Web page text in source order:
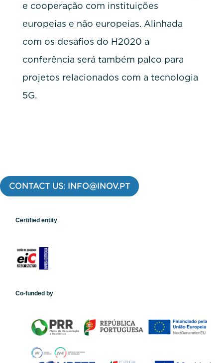
e cooperação com instituições
europeias e não europeias. Alinhada
com os desafios do H2020 a
conferência será também palco para
projetos relacionados com a tecnologia
5G.
CONTACT US: INFO@INOV.PT
Certified entity
Co-funded by